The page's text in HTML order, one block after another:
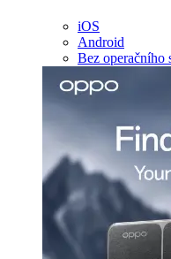
iOS
Android
Bez operačního